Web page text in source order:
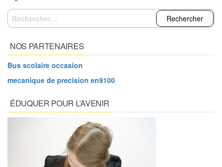
l’article
Rechercher :
NOS PARTENAIRES
Bus scolaire occasion
mecanique de precision en9100
ÉDUQUER POUR L’AVENIR